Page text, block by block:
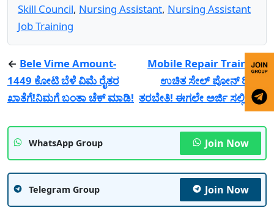
Skill Council, Nursing Assistant, Nursing Assistant
Job Training
← Bele Vime Amount-
1449 ಕೋಟಿ ಬೆಳೆ ವಿಮೆ ರೈತರ
ಖಾತೆಗೆ!ನಿಮಗೆ ಬಂತಾ ಚೆಕ್ ಮಾಡಿ!
Mobile Repair Training-
ಉಚಿತ ಸೇಲ್ ಪೋನ್ ರಿಪೇರಿ
ತರಬೇತಿ! ಈಗಲೇ ಅರ್ಜಿ ಸಲ್ಲಿಸಿ!→
WhatsApp Group Join Now
Telegram Group Join Now